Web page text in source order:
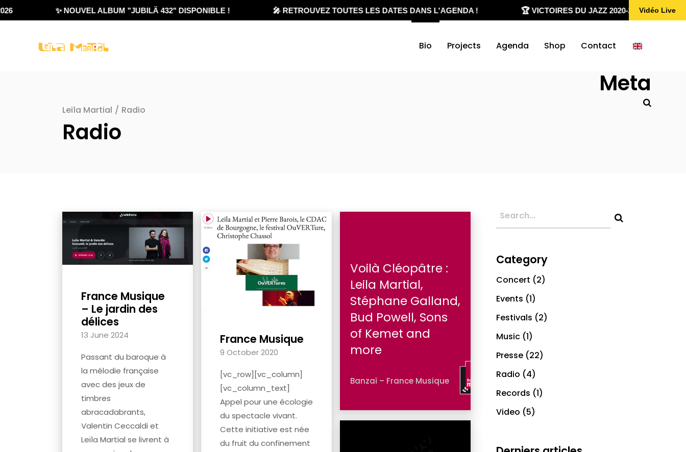
✨ NOUVEL ALBUM "JUBILÄ 432" DISPONIBLE ! 🎤 RETROUVEZ TOUTES LES DATES DANS L'AGENDA ! 🏆 VICTOIRES DU JAZZ 2020-2026 Vidéo Live
Bio Projects Agenda Shop Contact
Meta
Leïla Martial / Radio
Radio
France Musique
– Le jardin des
délices
13 June 2024
Passant du baroque à
la mélodie française
avec des jeux de
timbres
abracadabrants,
Valentin Ceccaldi et
Leïla Martial se livrent à
France Musique
9 October 2020
[vc_row][vc_column]
[vc_column_text]
Appel pour une écologie
du spectacle vivant.
Cette initiative est née
du fruit du confinement
Voilà Cléopâtre :
Leila Martial,
Stéphane Galland,
Bud Powell, Sons
of Kemet and
more
Banzaï – France Musique
Category
Concert (2)
Events (1)
Festivals (2)
Music (1)
Presse (22)
Radio (4)
Records (1)
Video (5)